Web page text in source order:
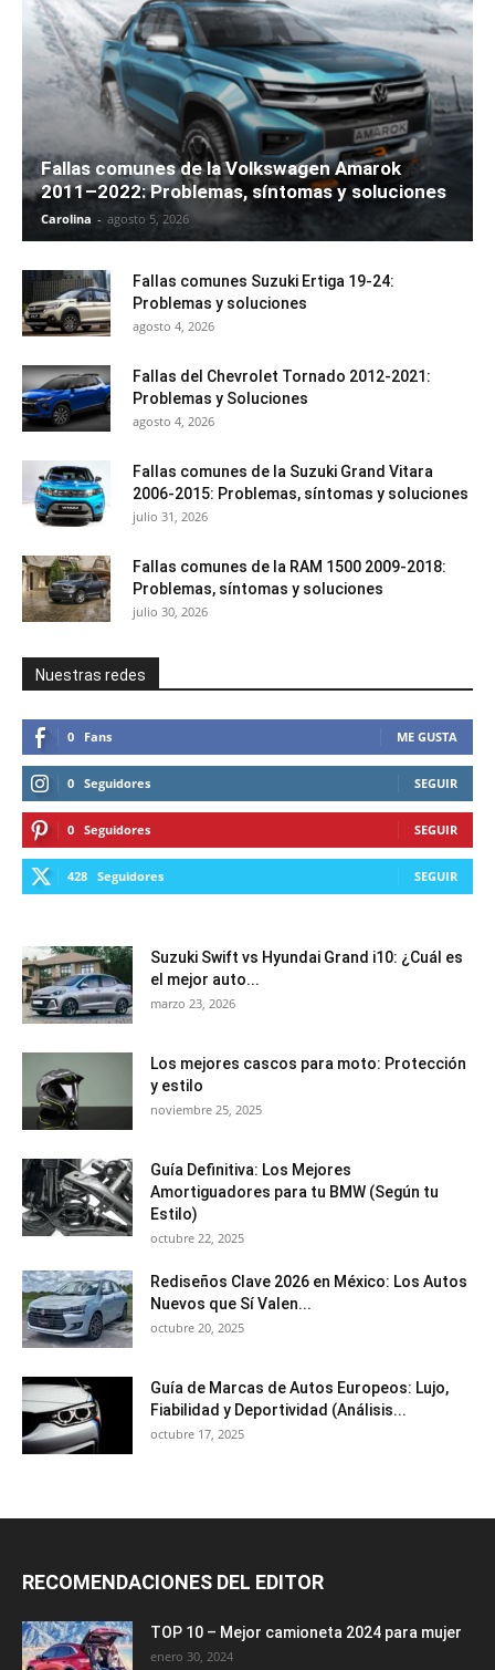
Fallas comunes de la Volkswagen Amarok
2011–2022: Problemas, síntomas y soluciones
Carolina - agosto 5, 2026
Fallas comunes Suzuki Ertiga 19-24:
Problemas y soluciones
agosto 4, 2026
Fallas del Chevrolet Tornado 2012-2021:
Problemas y Soluciones
agosto 4, 2026
Fallas comunes de la Suzuki Grand Vitara
2006-2015: Problemas, síntomas y soluciones
julio 31, 2026
Fallas comunes de la RAM 1500 2009-2018:
Problemas, síntomas y soluciones
julio 30, 2026
Nuestras redes
0 Fans ME GUSTA
0 Seguidores SEGUIR
0 Seguidores SEGUIR
428 Seguidores SEGUIR
Suzuki Swift vs Hyundai Grand i10: ¿Cuál es
el mejor auto...
marzo 23, 2026
Los mejores cascos para moto: Protección
y estilo
noviembre 25, 2025
Guía Definitiva: Los Mejores
Amortiguadores para tu BMW (Según tu
Estilo)
octubre 22, 2025
Rediseños Clave 2026 en México: Los Autos
Nuevos que Sí Valen...
octubre 20, 2025
Guía de Marcas de Autos Europeos: Lujo,
Fiabilidad y Deportividad (Análisis...
octubre 17, 2025
RECOMENDACIONES DEL EDITOR
TOP 10 – Mejor camioneta 2024 para mujer
enero 30, 2024